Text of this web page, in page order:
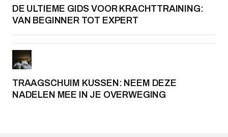
DE ULTIEME GIDS VOOR KRACHTTRAINING:
VAN BEGINNER TOT EXPERT
TRAAGSCHUIM KUSSEN: NEEM DEZE
NADELEN MEE IN JE OVERWEGING